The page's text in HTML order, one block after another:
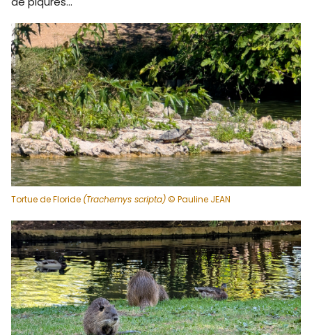
Tortue de Floride (Trachemys scripta)© Pauline JEAN